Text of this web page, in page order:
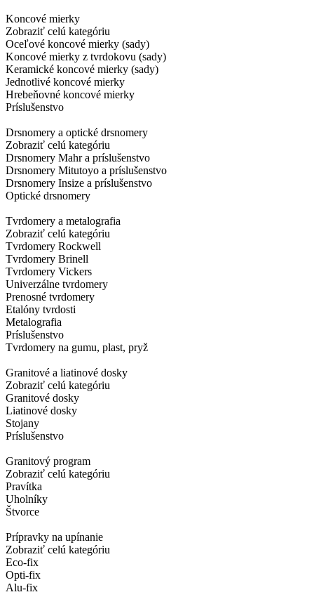
Koncové mierky
Zobraziť celú kategóriu
Oceľové koncové mierky (sady)
Koncové mierky z tvrdokovu (sady)
Keramické koncové mierky (sady)
Jednotlivé koncové mierky
Hrebeňovné koncové mierky
Príslušenstvo
Drsnomery a optické drsnomery
Zobraziť celú kategóriu
Drsnomery Mahr a príslušenstvo
Drsnomery Mitutoyo a príslušenstvo
Drsnomery Insize a príslušenstvo
Optické drsnomery
Tvrdomery a metalografia
Zobraziť celú kategóriu
Tvrdomery Rockwell
Tvrdomery Brinell
Tvrdomery Vickers
Univerzálne tvrdomery
Prenosné tvrdomery
Etalóny tvrdosti
Metalografia
Príslušenstvo
Tvrdomery na gumu, plast, pryž
Granitové a liatinové dosky
Zobraziť celú kategóriu
Granitové dosky
Liatinové dosky
Stojany
Príslušenstvo
Granitový program
Zobraziť celú kategóriu
Pravítka
Uholníky
Štvorce
Prípravky na upínanie
Zobraziť celú kategóriu
Eco-fix
Opti-fix
Alu-fix